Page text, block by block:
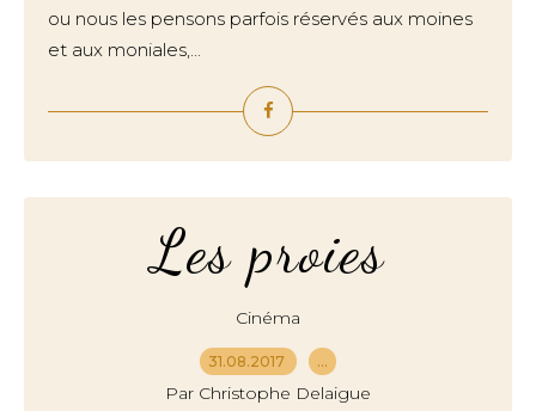
ou nous les pensons parfois réservés aux moines
et aux moniales,...
Les proies
Cinéma
31.08.2017 …
Par Christophe Delaigue